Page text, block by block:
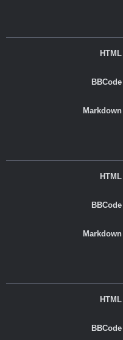
HTML
BBCode
Markdown
HTML
BBCode
Markdown
HTML
BBCode